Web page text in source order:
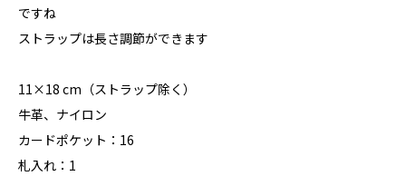
ですね
ストラップは長さ調節ができます
11×18 cm（ストラップ除く）
牛革、ナイロン
カードポケット：16
札入れ：1